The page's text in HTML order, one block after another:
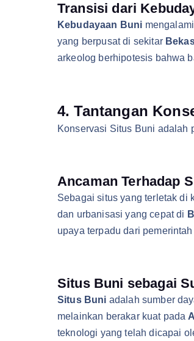
Transisi dari
Kebudayaan Buni
yang berpusat di sekitar
arkeolog berhipotesis bahwa
4. Tantangan
Konservasi Situs Buni adalah
Ancaman Terhadap
Sebagai situs yang terletak di
dan urbanisasi yang cepat di
upaya terpadu dari
Situs Buni sebagai
Situs Buni adalah sumber
melainkan berakar kuat pada
teknologi yang telah dicapai